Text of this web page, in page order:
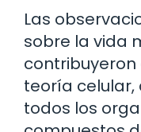
Las
sobre la vida
teoría celular,
todos los